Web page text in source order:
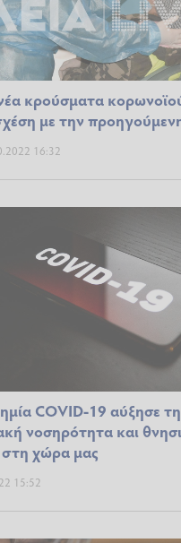
κρούσματα
με την
16:32
COVID-19 αύξησε
νοσηρότητα και
χώρα μας
15:52